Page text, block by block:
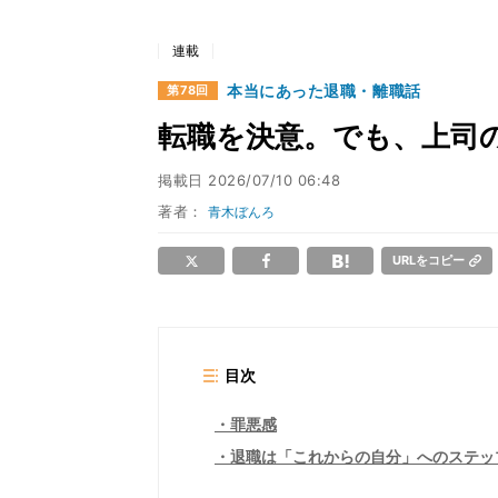
連載
第78回 本当にあった退職・離職話
転職を決意。でも、上
掲載日 2026/07/10 06:48
著者：青木ぼんろ
URLをコピー
目次
罪悪感
退職は「これからの自分」へのステッ